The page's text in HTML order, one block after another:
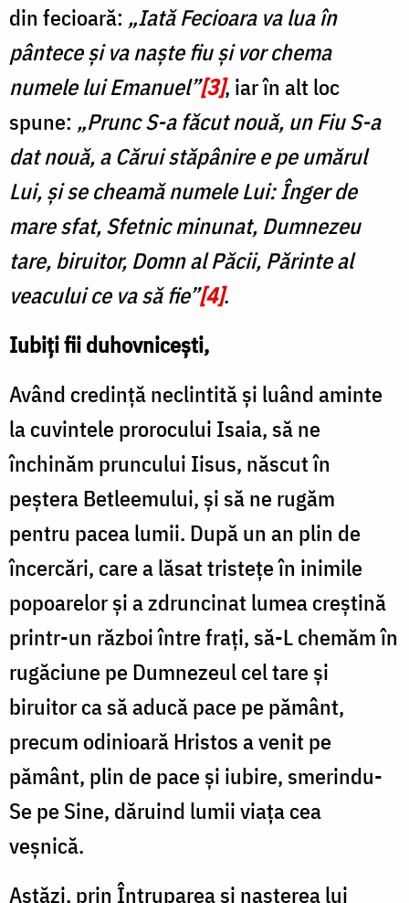
din fecioară: „Iată Fecioara va lua în
pântece și va naște fiu și vor chema
numele lui Emanuel”[3], iar în alt loc
spune: „Prunc S-a făcut nouă, un Fiu S-a
dat nouă, a Cărui stăpânire e pe umărul
Lui, și se cheamă numele Lui: Înger de
mare sfat, Sfetnic minunat, Dumnezeu
tare, biruitor, Domn al Păcii, Părinte al
veacului ce va să fie”[4].
Iubiți fii duhovnicești,
Având credință neclintită și luând aminte
la cuvintele prorocului Isaia, să ne
închinăm pruncului Iisus, născut în
peștera Betleemului, și să ne rugăm
pentru pacea lumii. După un an plin de
încercări, care a lăsat tristețe în inimile
popoarelor și a zdruncinat lumea creștină
printr-un război între frați, să-L chemăm în
rugăciune pe Dumnezeul cel tare și
biruitor ca să aducă pace pe pământ,
precum odinioară Hristos a venit pe
pământ, plin de pace și iubire, smerindu-
Se pe Sine, dăruind lumii viața cea
veșnică.
Astăzi, prin Întruparea și nașterea lui